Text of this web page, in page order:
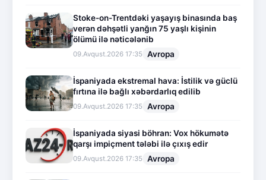
Stoke-on-Trentdəki yaşayış binasında baş
verən dəhşətli yanğın 75 yaşlı kişinin
ölümü ilə nəticələnib
09.Avqust.2026 17:35 Avropa
İspaniyada ekstremal hava: İstilik və güclü
fırtına ilə bağlı xəbərdarlıq edilib
09.Avqust.2026 17:35 Avropa
İspaniyada siyasi böhran: Vox hökumətə
qarşı impiçment tələbi ilə çıxış edir
09.Avqust.2026 17:35 Avropa